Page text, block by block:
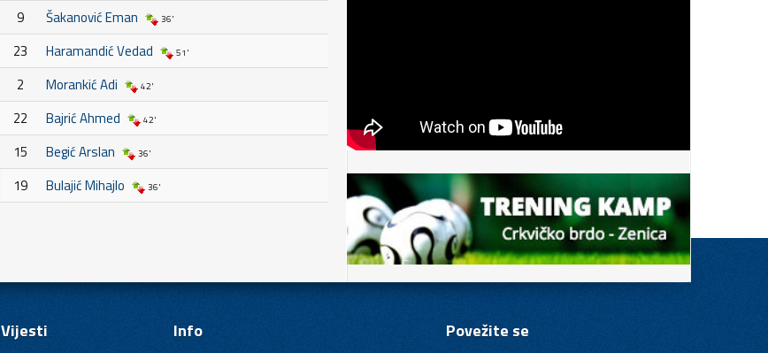
9 Šakanović Eman 36'
23 Haramandić Vedad 51'
2 Morankić Adi 42'
22 Bajrić Ahmed 42'
15 Begić Arslan 36'
19 Bulajić Mihajlo 36'
Vijesti Info Povežite se